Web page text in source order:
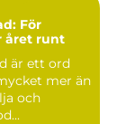
För
året runt
är ett ord
mer än
och